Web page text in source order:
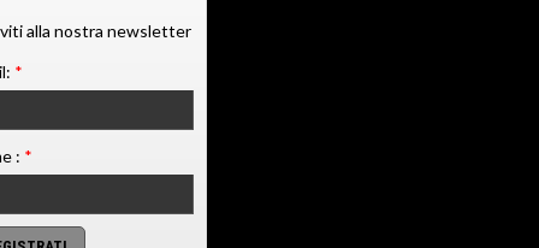
alla nostra newsletter
*
: *